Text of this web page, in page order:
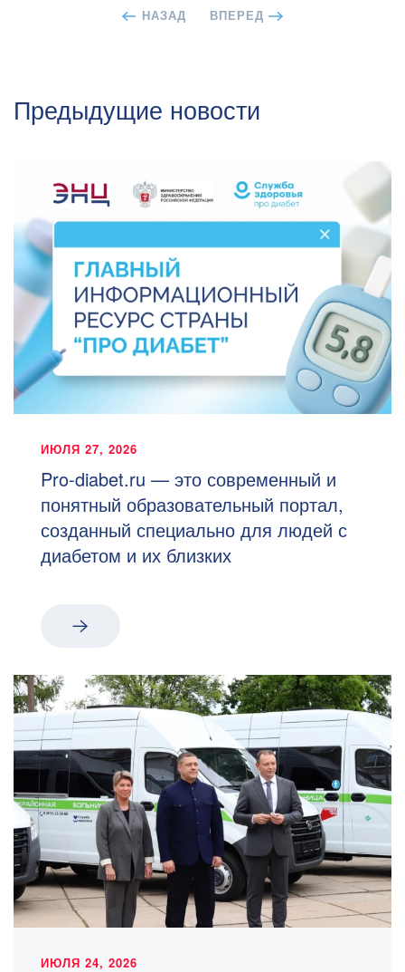
НАЗАД ВПЕРЕД
Предыдущие новости
ИЮЛЯ 27, 2026
Pro-diabet.ru — это современный и
понятный образовательный портал,
созданный специально для людей с
диабетом и их близких
ИЮЛЯ 24, 2026